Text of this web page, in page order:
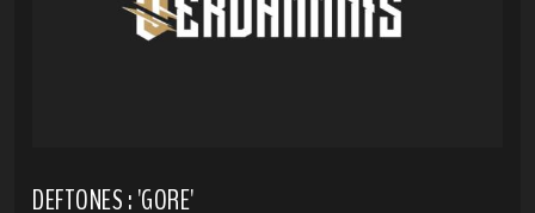
DEFTONES : 'GORE'